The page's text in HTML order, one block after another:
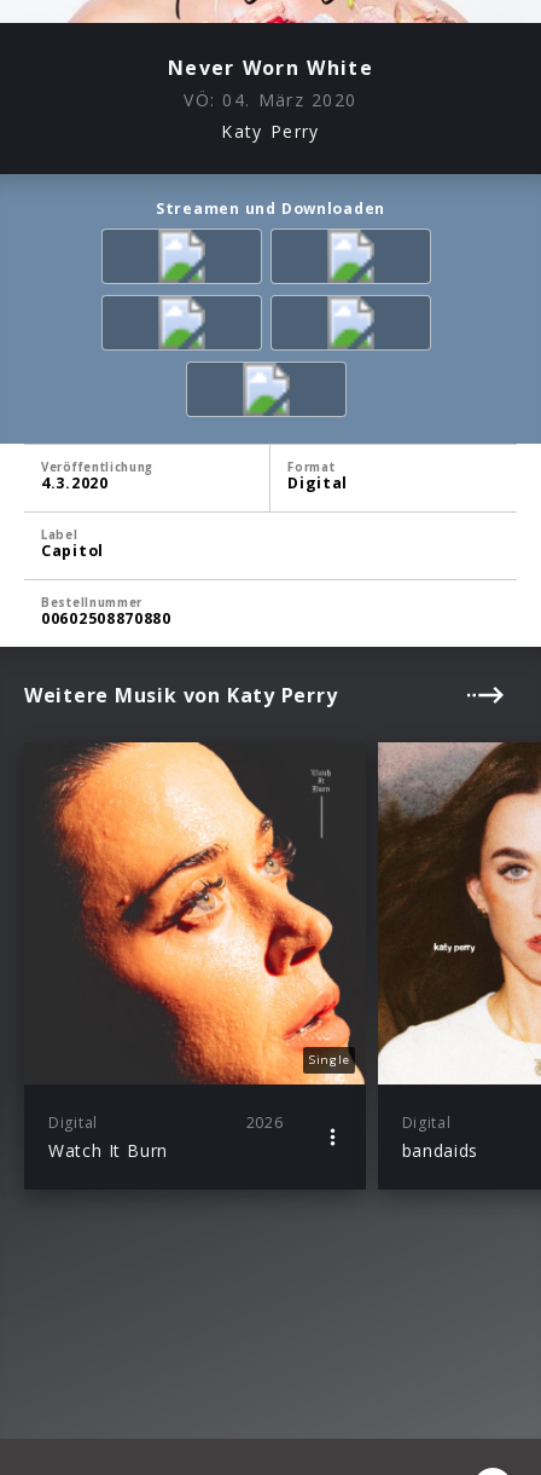
Never Worn White
VÖ: 04. März 2020
Katy Perry
Streamen und Downloaden
Veröffentlichung
4.3.2020
Format
Digital
Label
Capitol
Bestellnummer
00602508870880
Weitere Musik von Katy Perry
Single
Digital 2026
Watch It Burn
Digital
bandaids